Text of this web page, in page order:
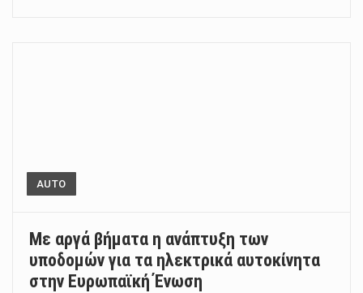
AUTO
Με αργά βήματα η ανάπτυξη των
υποδομών για τα ηλεκτρικά αυτοκίνητα
στην Ευρωπαϊκή Ένωση